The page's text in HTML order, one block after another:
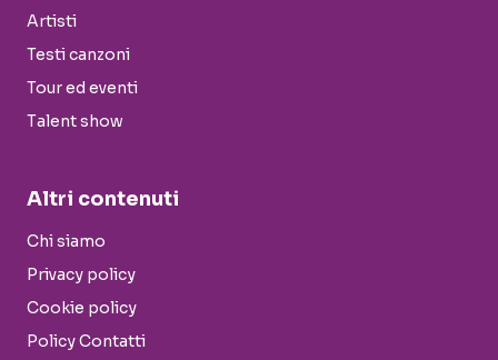
Artisti
Testi canzoni
Tour ed eventi
Talent show
Altri contenuti
Chi siamo
Privacy policy
Cookie policy
Policy Contatti